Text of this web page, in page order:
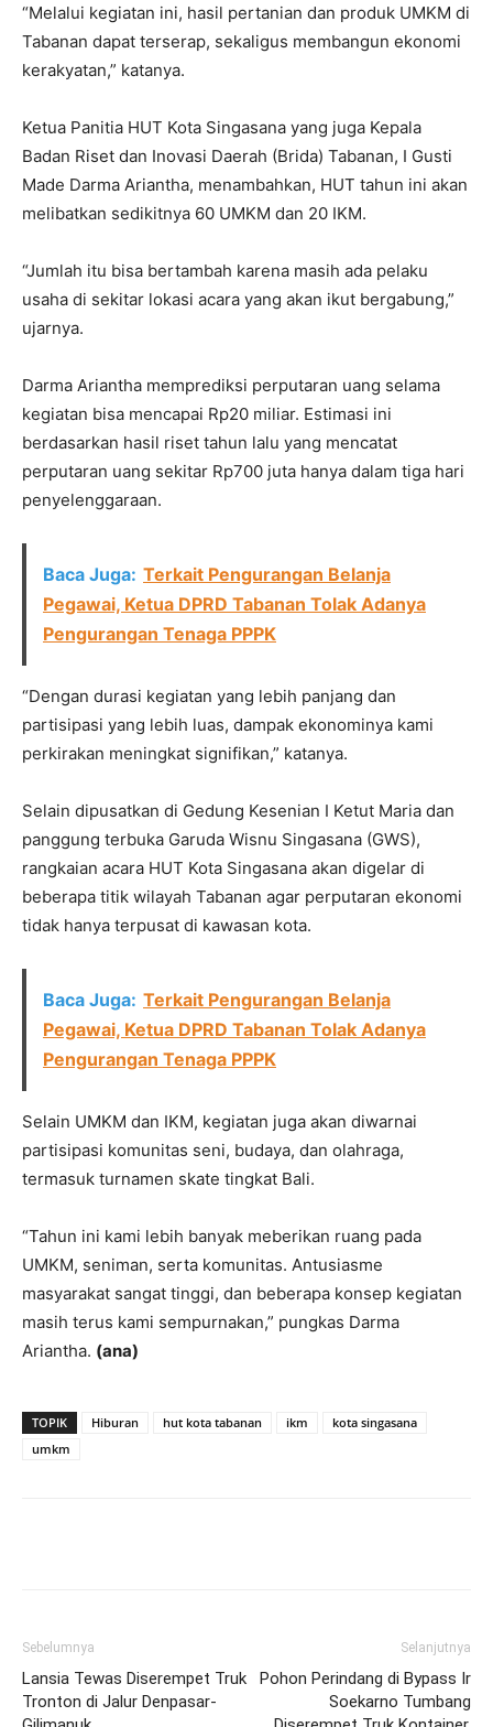
“Melalui kegiatan ini, hasil pertanian dan produk UMKM di
Tabanan dapat terserap, sekaligus membangun ekonomi
kerakyatan,” katanya.
Ketua Panitia HUT Kota Singasana yang juga Kepala
Badan Riset dan Inovasi Daerah (Brida) Tabanan, I Gusti
Made Darma Ariantha, menambahkan, HUT tahun ini akan
melibatkan sedikitnya 60 UMKM dan 20 IKM.
“Jumlah itu bisa bertambah karena masih ada pelaku
usaha di sekitar lokasi acara yang akan ikut bergabung,”
ujarnya.
Darma Ariantha memprediksi perputaran uang selama
kegiatan bisa mencapai Rp20 miliar. Estimasi ini
berdasarkan hasil riset tahun lalu yang mencatat
perputaran uang sekitar Rp700 juta hanya dalam tiga hari
penyelenggaraan.
Baca Juga: Terkait Pengurangan Belanja
Pegawai, Ketua DPRD Tabanan Tolak Adanya
Pengurangan Tenaga PPPK
“Dengan durasi kegiatan yang lebih panjang dan
partisipasi yang lebih luas, dampak ekonominya kami
perkirakan meningkat signifikan,” katanya.
Selain dipusatkan di Gedung Kesenian I Ketut Maria dan
panggung terbuka Garuda Wisnu Singasana (GWS),
rangkaian acara HUT Kota Singasana akan digelar di
beberapa titik wilayah Tabanan agar perputaran ekonomi
tidak hanya terpusat di kawasan kota.
Baca Juga: Terkait Pengurangan Belanja
Pegawai, Ketua DPRD Tabanan Tolak Adanya
Pengurangan Tenaga PPPK
Selain UMKM dan IKM, kegiatan juga akan diwarnai
partisipasi komunitas seni, budaya, dan olahraga,
termasuk turnamen skate tingkat Bali.
“Tahun ini kami lebih banyak meberikan ruang pada
UMKM, seniman, serta komunitas. Antusiasme
masyarakat sangat tinggi, dan beberapa konsep kegiatan
masih terus kami sempurnakan,” pungkas Darma
Ariantha. (ana)
TOPIK Hiburan hut kota tabanan ikm
kota singasana
umkm
Sebelumnya
Lansia Tewas Diserempet Truk
Tronton di Jalur Denpasar-
Selanjutnya
Pohon Perindang di Bypass Ir
Soekarno Tumbang